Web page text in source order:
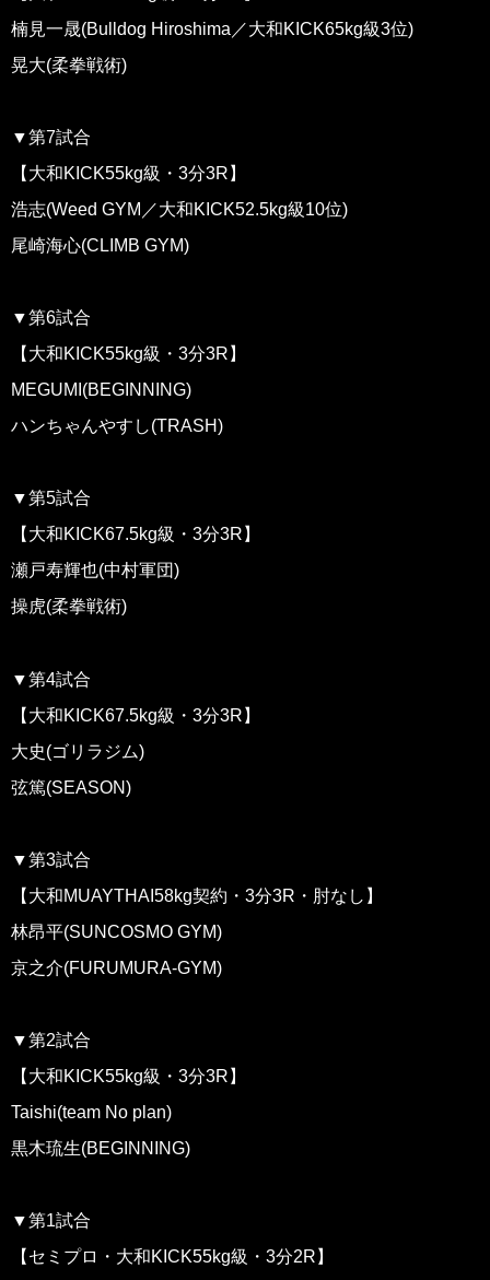
楠見一晟(Bulldog Hiroshima／大和KICK65kg級3位)
晃大(柔拳戦術)
▼第7試合
【大和KICK55kg級・3分3R】
浩志(Weed GYM／大和KICK52.5kg級10位)
尾崎海心(CLIMB GYM)
▼第6試合
【大和KICK55kg級・3分3R】
MEGUMI(BEGINNING)
ハンちゃんやすし(TRASH)
▼第5試合
【大和KICK67.5kg級・3分3R】
瀬戸寿輝也(中村軍団)
操虎(柔拳戦術)
▼第4試合
【大和KICK67.5kg級・3分3R】
大史(ゴリラジム)
弦篤(SEASON)
▼第3試合
【大和MUAYTHAI58kg契約・3分3R・肘なし】
林昂平(SUNCOSMO GYM)
京之介(FURUMURA-GYM)
▼第2試合
【大和KICK55kg級・3分3R】
Taishi(team No plan)
黒木琉生(BEGINNING)
▼第1試合
【セミプロ・大和KICK55kg級・3分2R】